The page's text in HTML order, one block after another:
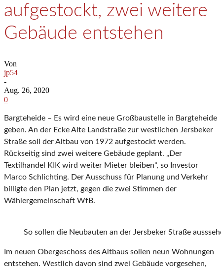
aufgestockt, zwei weitere
Gebäude entstehen
Von
jp54
-
Aug. 26, 2020
0
Bargteheide – Es wird eine neue Großbaustelle in Bargteheide
geben. An der Ecke Alte Landstraße zur westlichen Jersbeker
Straße soll der Altbau von 1972 aufgestockt werden.
Rückseitig sind zwei weitere Gebäude geplant. „Der
Textilhandel KIK wird weiter Mieter bleiben“, so Investor
Marco Schlichting. Der Ausschuss für Planung und Verkehr
billigte den Plan jetzt, gegen die zwei Stimmen der
Wählergemeinschaft WfB.
So sollen die Neubauten an der Jersbeker Straße
Im neuen Obergeschoss des Altbaus sollen neun Wohnungen
entstehen. Westlich davon sind zwei Gebäude vorgesehen,